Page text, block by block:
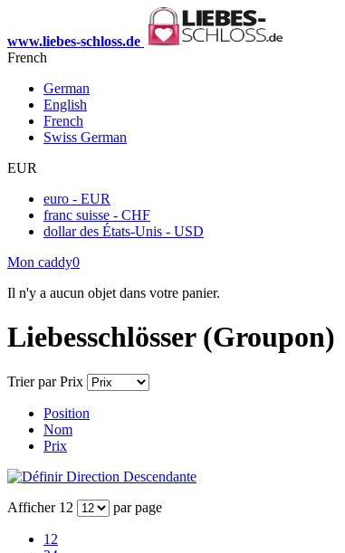
www.liebes-schloss.de
French
German
English
French
Swiss German
EUR
euro - EUR
franc suisse - CHF
dollar des États-Unis - USD
Mon caddy0
Il n'y a aucun objet dans votre panier.
Liebesschlösser (Groupon)
Trier par Prix
Position
Nom
Prix
Afficher 12 par page
12